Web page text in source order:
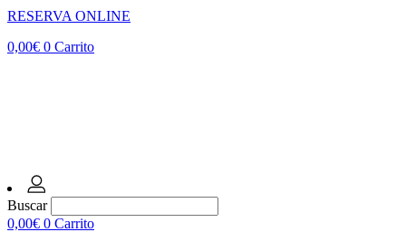
RESERVA ONLINE
0,00€ 0 Carrito
Buscar
0,00€ 0 Carrito